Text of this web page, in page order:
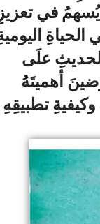
يُسهمُ في
علَى
أهميتَهُ
تطبيقِهِ